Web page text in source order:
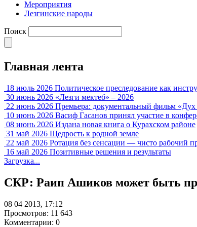
Мероприятия
Лезгинские народы
Поиск
Главная лента
18 июль 2026 Политическое преследование как
30 июнь 2026 «Лезги мектеб» – 2026
22 июнь 2026 Премьера: документальный фильм «Дух
10 июнь 2026 Васиф Гасанов принял участие в
08 июнь 2026 Издана новая книга о Курахском районе
31 май 2026 Щедрость к родной земле
22 май 2026 Ротация без сенсации — чисто рабочий
16 май 2026 Позитивные решения и результаты
Загрузка...
СКР: Раип Ашиков может быть
08 04 2013, 17:12
Просмотров: 11 643
Комментарии: 0